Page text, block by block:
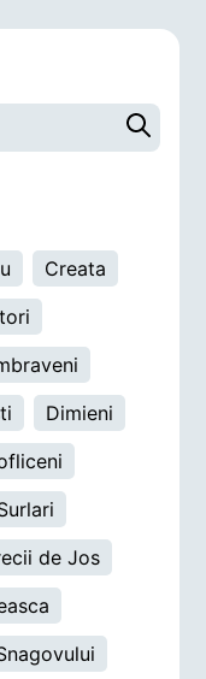
Caută o
Creata
Dimieni
de Jos